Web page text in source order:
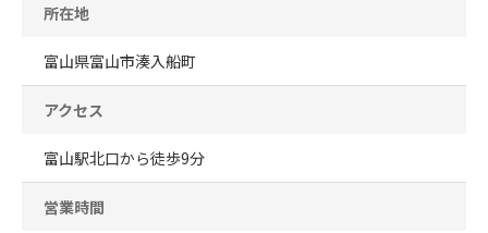
所在地
富山県富山市湊入船町
アクセス
富山駅北口から徒歩9分
営業時間